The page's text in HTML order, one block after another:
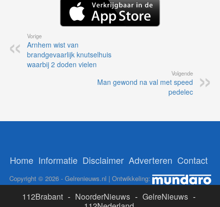
Vorige
Arnhem wist van
brandgevaarlijk knutselhuis
waarbij 2 doden vielen
Volgende
Man gewond na val met speed
pedelec
Home Informatie Disclaimer Adverteren Contact
Copyright © 2026 - Gelrenieuws.nl | Ontwikkeling:
112Brabant - NoorderNieuws - GelreNieuws -